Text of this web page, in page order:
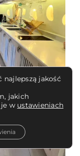
najlepszą jakość
jakich
w ustawieniach